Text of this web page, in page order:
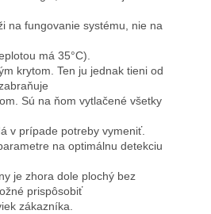
na fungovanie systému, nie na
má 35°C).
krytom. Ten ju jednak tieni od
Sú na ňom vytlačené všetky
v prípade potreby vymeniť.
na optimálnu detekciu
je zhora dole plochý bez
prispôsobiť
zákazníka.